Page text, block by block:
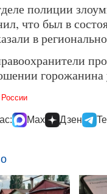
полиции
что был в
в
горожанина
Max Дзен